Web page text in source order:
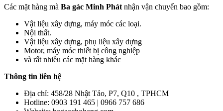
Các mặt hàng mà Ba gác Minh Phát nhận vận chuyển bao gồm:
Vật liệu xây dựng, máy móc các loại.
Nội thất.
Vật liệu xây dựng, phụ liệu xây dựng
Motor, máy móc thiết bị công nghiệp
và rất nhiều các mặt hàng khác
Thông tin liên hệ
Địa chỉ: 458/28 Nhật Tảo, P7, Q10 , TPHCM
Hotline: 0903 191 465 | 0966 757 686